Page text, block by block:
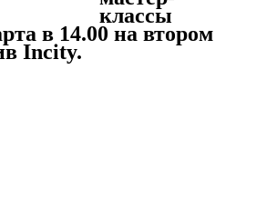
классы
в 14.00 на втором
Incity.